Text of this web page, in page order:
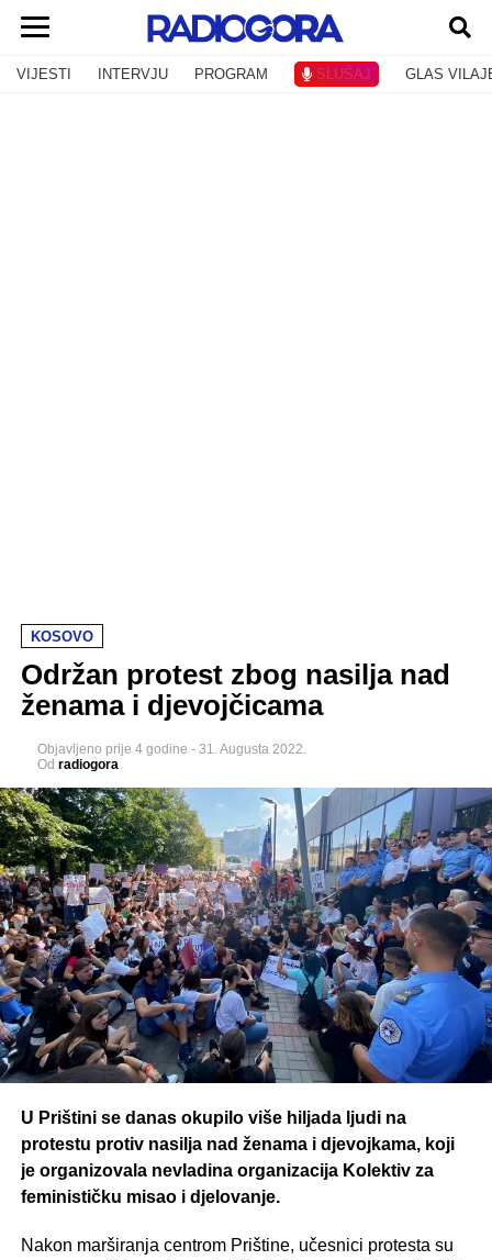
VIJESTI INTERVJU PROGRAM SLUŠAJ GLAS
KOSOVO
Održan protest zbog nasilja nad
ženama i djevojčicama
Objavljeno prije 4 godine - 31. Augusta 2022.
Od radiogora
U Prištini se danas okupilo više hiljada ljudi na
protestu protiv nasilja nad ženama i djevojkama, koji
je organizovala nevladina organizacija Kolektiv za
feminističku misao i djelovanje.
Nakon marširanja centrom Prištine, učesnici protesta su